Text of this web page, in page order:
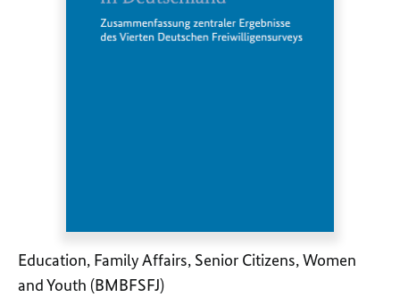
Education, Family Affairs, Senior Citizens, Women
and Youth (BMBFSFJ)